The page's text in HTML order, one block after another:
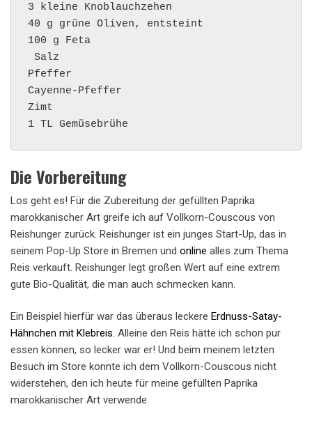
3 kleine Knoblauchzehen
40 g grüne Oliven, entsteint
100 g Feta
Salz
Pfeffer
Cayenne-Pfeffer
Zimt
1 TL Gemüsebrühe
Die Vorbereitung
Los geht es! Für die Zubereitung der gefüllten Paprika
marokkanischer Art greife ich auf Vollkorn-Couscous von
Reishunger zurück. Reishunger ist ein junges Start-Up, das in
seinem Pop-Up Store in Bremen und online alles zum Thema
Reis verkauft. Reishunger legt großen Wert auf eine extrem
gute Bio-Qualität, die man auch schmecken kann.
Ein Beispiel hierfür war das überaus leckere Erdnuss-Satay-
Hähnchen mit Klebreis. Alleine den Reis hätte ich schon pur
essen können, so lecker war er! Und beim meinem letzten
Besuch im Store konnte ich dem Vollkorn-Couscous nicht
widerstehen, den ich heute für meine gefüllten Paprika
marokkanischer Art verwende.